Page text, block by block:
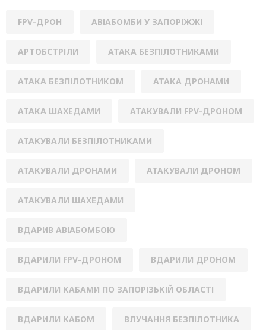
FPV-ДРОН АВІАБОМБИ У ЗАПОРІЖЖІ
АРТОБСТРІЛИ АТАКА БЕЗПІЛОТНИКАМИ
АТАКА БЕЗПІЛОТНИКОМ АТАКА ДРОНАМИ
АТАКА ШАХЕДАМИ АТАКУВАЛИ FPV-ДРОНОМ
АТАКУВАЛИ БЕЗПІЛОТНИКАМИ
АТАКУВАЛИ ДРОНАМИ АТАКУВАЛИ ДРОНОМ
АТАКУВАЛИ ШАХЕДАМИ
ВДАРИВ АВІАБОМБОЮ
ВДАРИЛИ FPV-ДРОНОМ ВДАРИЛИ ДРОНОМ
ВДАРИЛИ КАБАМИ ПО ЗАПОРІЗЬКІЙ ОБЛАСТІ
ВДАРИЛИ КАБОМ ВЛУЧАННЯ БЕЗПІЛОТНИКА